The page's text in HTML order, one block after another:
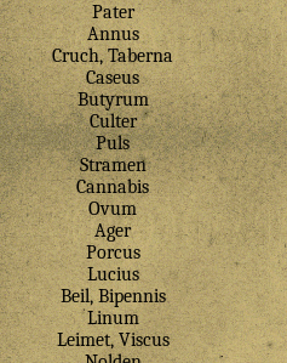
Pater
Annus
Cruch, Taberna
Caseus
Butyrum
Culter
Puls
Stramen
Cannabis
Ovum
Ager
Porcus
Lucius
Beil, Bipennis
Linum
Leimet, Viscus